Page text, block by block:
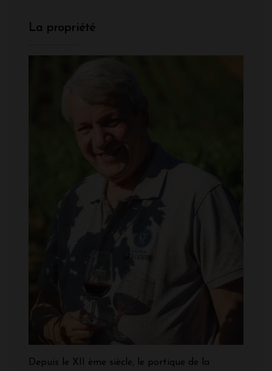
La propriété
Depuis le XII ème siècle, le portique de la